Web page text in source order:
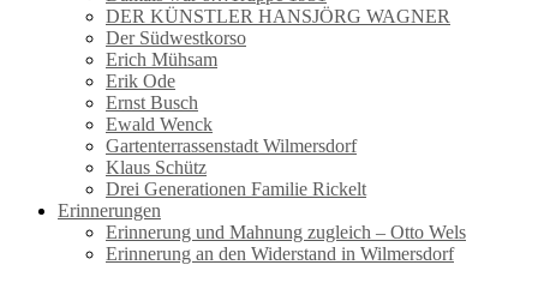
DER KÜNSTLER HANSJÖRG WAGNER
Der Südwestkorso
Erich Mühsam
Erik Ode
Ernst Busch
Ewald Wenck
Gartenterrassenstadt Wilmersdorf
Klaus Schütz
Drei Generationen Familie Rickelt
Erinnerungen
Erinnerung und Mahnung zugleich – Otto Wels
Erinnerung an den Widerstand in Wilmersdorf